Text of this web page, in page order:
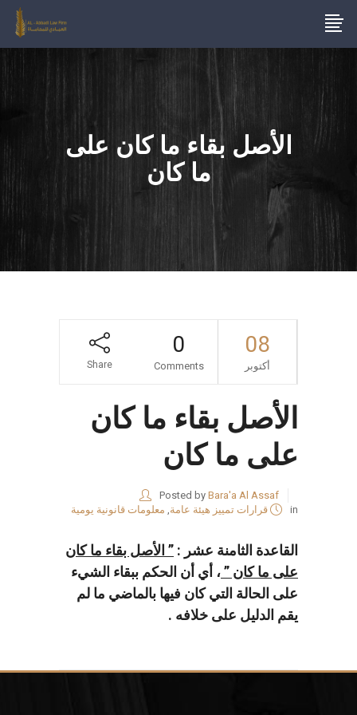
الأصل بقاء ما كان على
ما كان
08
أكتوبر
0
Comments
Share
الأصل بقاء ما كان
على ما كان
Posted by Bara'a Al Assaf
in
قرارات تمييز هيئة عامة, معلومات قانونية يومية
القاعدة الثامنة عشر : ” الأصل بقاء ما كان
على ما كان ”، أي أن الحكم ببقاء الشيء
على الحالة التي كان فيها بالماضي ما لم
يقم الدليل على خلافه .